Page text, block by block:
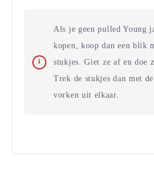
Als je geen pulled Young
kopen, koop dan een blik
stukjes. Giet ze af en doe
Trek de stukjes dan met
vorken uit elkaar.